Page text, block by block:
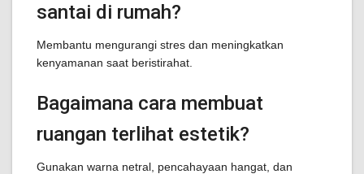
santai di rumah?
Membantu mengurangi stres dan meningkatkan
kenyamanan saat beristirahat.
Bagaimana cara membuat
ruangan terlihat estetik?
Gunakan warna netral, pencahayaan hangat, dan